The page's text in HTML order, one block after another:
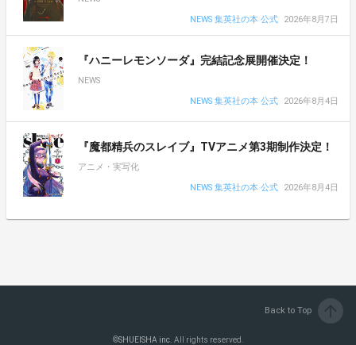
NEWS 集英社の本 公式
2026年8月7日
『ハニーレモンソーダ』完結記念展開催決定！
NEWS
NEWS 集英社の本 公式
2026年8月4日
『魔都精兵のスレイブ』TVアニメ第3期制作決定！
アニメ・実写化
NEWS 集英社の本 公式
2026年8月4日
Back to Top
©SHUEISHA inc. All rights reserved.